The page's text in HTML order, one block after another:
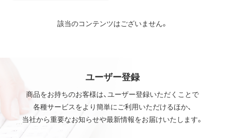
該当のコンテンツはございません。
ユーザー登録
商品をお持ちのお客様は、ユーザー登録いただくことで
各種サービスをより簡単にご利用いただけるほか、
当社から重要なお知らせや最新情報をお届けいたします。